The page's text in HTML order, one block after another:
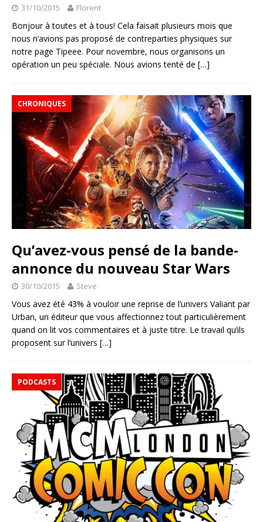
31/10/2015 Florent
Bonjour à toutes et à tous! Cela faisait plusieurs mois que
nous n’avions pas proposé de contreparties physiques sur
notre page Tipeee. Pour novembre, nous organisons un
opération un peu spéciale. Nous avions tenté de […]
CHRONIQUES
Qu’avez-vous pensé de la bande-
annonce du nouveau Star Wars
30/10/2015 Steve
Vous avez été 43% à vouloir une reprise de l’univers Valiant par
Urban, un éditeur que vous affectionnez tout particulièrement
quand on lit vos commentaires et à juste titre. Le travail qu’ils
proposent sur l’univers […]
PODCASTS